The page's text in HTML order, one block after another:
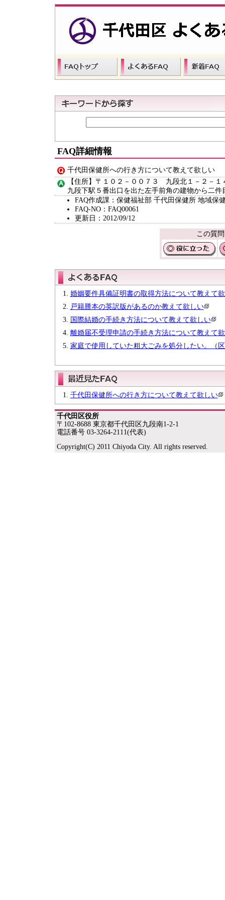
FAQ詳細情報
千代田保健所への行き方について教えて欲しい
【住所】〒１０２－００７３ 九段北１－２－１
九段下駅５番出口を出た左手前角の建物から二
FAQ作成課：保健福祉部 千代田保健所 地域保
FAQ-NO：FAQ00061
更新日：2012/09/12
この質
婚姻要件具備証明書の取得方法について教えて
戸籍謄本の英訳版があるのか教えて欲しい
国際結婚の手続き方法について教えて欲しい
離婚届不受理申請の手続き方法について教えて
家庭で使用していた粗大ごみを処分したい。（
千代田保健所への行き方について教えて欲しい
千代田区役所
〒102-8688 東京都千代田区九段南1-2-1
電話番号 03-3264-2111(代表)
Copyright(C) 2011 Chiyoda City. All rights reserved.